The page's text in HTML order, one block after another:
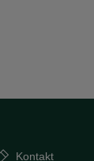
Kontakt